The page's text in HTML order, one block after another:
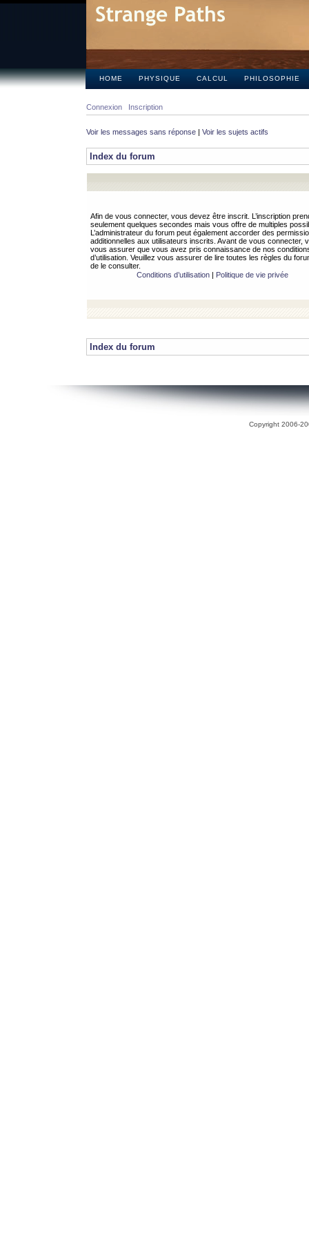
HOME PHYSIQUE CALCUL PHILOSOPHIE
Connexion Inscription
Voir les messages sans réponse | Voir les sujets actifs
Index du forum
Afin de vous connecter, vous devez être inscrit. L’inscription
seulement quelques secondes mais vous offre de multiples
L’administrateur du forum peut également accorder des
additionnelles aux utilisateurs inscrits. Avant de vous connecter,
vous assurer que vous avez pris connaissance de nos
d’utilisation. Veuillez vous assurer de lire toutes les règles du
de le consulter.
Conditions d’utilisation| Politique de vie privée
Index du forum
Copyright 2006-